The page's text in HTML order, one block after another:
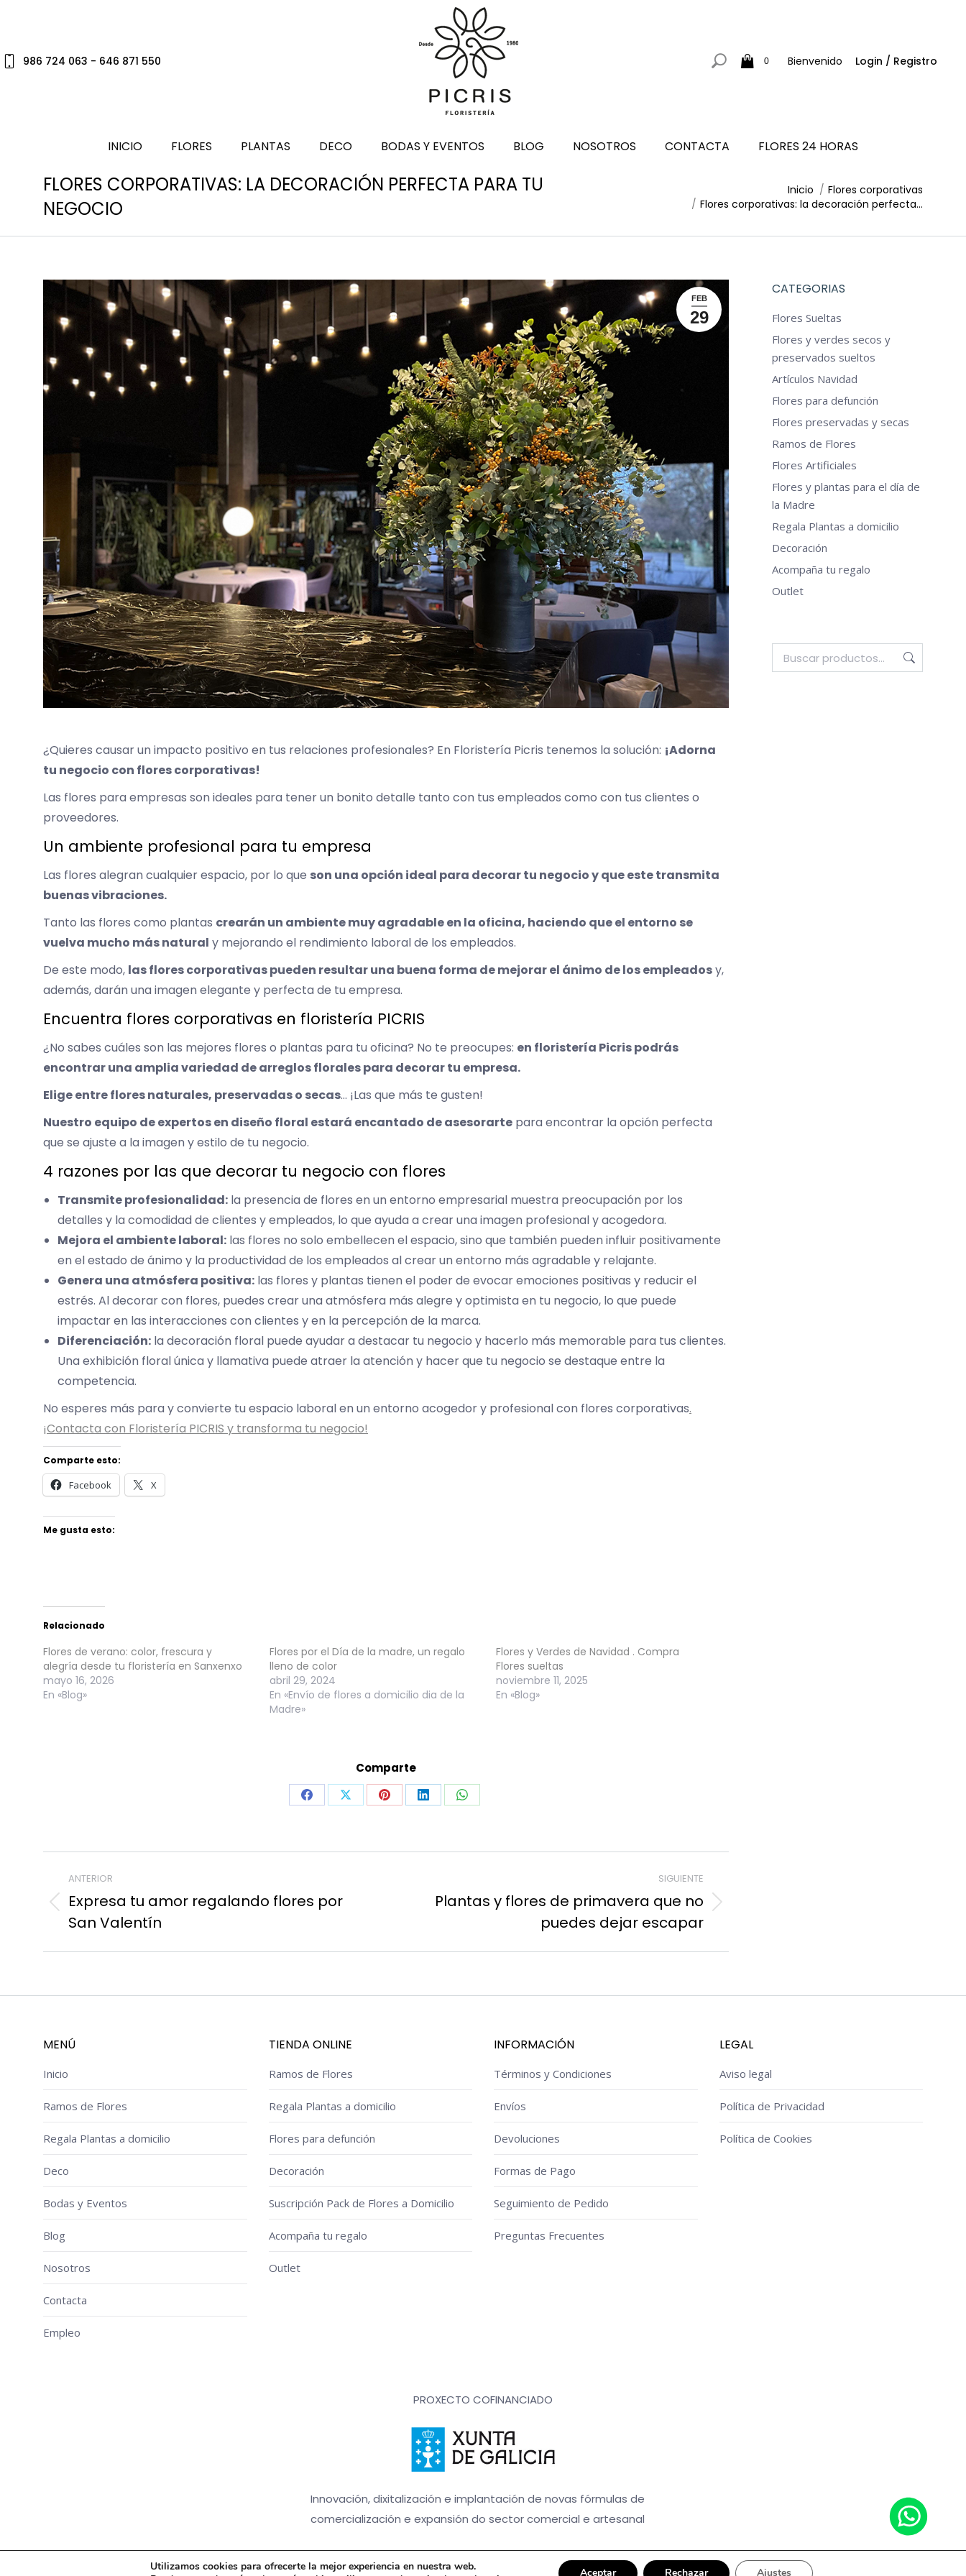
986 724 063 - 646 871 550 0 Bienvenido Login / Registro
INICIO FLORES PLANTAS DECO BODAS Y EVENTOS BLOG NOSOTROS CONTACTA FLORES 24 HORAS
FLORES CORPORATIVAS: LA DECORACIÓN PERFECTA PARA TU
NEGOCIO
Inicio
Flores corporativas
Flores corporativas: la decoración perfecta…
FEB
29
¿Quieres causar un impacto positivo en tus relaciones profesionales? En Floristería Picris tenemos la solución: ¡Adorna
tu negocio con flores corporativas!
Las flores para empresas son ideales para tener un bonito detalle tanto con tus empleados como con tus clientes o
proveedores.
Un ambiente profesional para tu empresa
Las flores alegran cualquier espacio, por lo que son una opción ideal para decorar tu negocio y que este transmita
buenas vibraciones.
Tanto las flores como plantas crearán un ambiente muy agradable en la oficina, haciendo que el entorno se
vuelva mucho más natural y mejorando el rendimiento laboral de los empleados.
De este modo, las flores corporativas pueden resultar una buena forma de mejorar el ánimo de los empleadosy,
además, darán una imagen elegante y perfecta de tu empresa.
Encuentra flores corporativas en floristería PICRIS
¿No sabes cuáles son las mejores flores o plantas para tu oficina? No te preocupes: en floristería Picris podrás
encontrar una amplia variedad de arreglos florales para decorar tu empresa.
Elige entre flores naturales, preservadas o secas… ¡Las que más te gusten!
Nuestro equipo de expertos en diseño floral estará encantado de asesorarte para encontrar la opción perfecta
que se ajuste a la imagen y estilo de tu negocio.
4 razones por las que decorar tu negocio con flores
Transmite profesionalidad: la presencia de flores en un entorno empresarial muestra preocupación por los
detalles y la comodidad de clientes y empleados, lo que ayuda a crear una imagen profesional y acogedora.
Mejora el ambiente laboral: las flores no solo embellecen el espacio, sino que también pueden influir positivamente
en el estado de ánimo y la productividad de los empleados al crear un entorno más agradable y relajante.
Genera una atmósfera positiva: las flores y plantas tienen el poder de evocar emociones positivas y reducir el
estrés. Al decorar con flores, puedes crear una atmósfera más alegre y optimista en tu negocio, lo que puede
impactar en las interacciones con clientes y en la percepción de la marca.
Diferenciación: la decoración floral puede ayudar a destacar tu negocio y hacerlo más memorable para tus clientes.
Una exhibición floral única y llamativa puede atraer la atención y hacer que tu negocio se destaque entre la
competencia.
No esperes más para y convierte tu espacio laboral en un entorno acogedor y profesional con flores corporativas.
¡Contacta con Floristería PICRIS y transforma tu negocio!
Comparte esto:
Facebook X
Me gusta esto:
Relacionado
Flores de verano: color, frescura y
alegría desde tu floristería en Sanxenxo
mayo 16, 2026
En «Blog»
Flores por el Día de la madre, un regalo
lleno de color
abril 29, 2024
En «Envío de flores a domicilio dia de la
Madre»
Flores y Verdes de Navidad . Compra
Flores sueltas
noviembre 11, 2025
En «Blog»
Comparte
Share
Facebook
Share
X
Share
Pinterest
Share
LinkedIn
Share
WhatsApp
entre
publicaciones
ANTERIOR
Publicación
anterior:
Expresa tu amor regalando flores por
San Valentín
SIGUIENTE
Publicación
Plantas y flores de primavera que no
puedes dejar escapar
CATEGORIAS
Flores Sueltas
Flores y verdes secos y
preservados sueltos
Artículos Navidad
Flores para defunción
Flores preservadas y secas
Ramos de Flores
Flores Artificiales
Flores y plantas para el día de
la Madre
Regala Plantas a domicilio
Decoración
Acompaña tu regalo
Outlet
MENÚ
Inicio
Ramos de Flores
Regala Plantas a domicilio
Deco
Bodas y Eventos
Blog
Nosotros
Contacta
Empleo
TIENDA ONLINE
Ramos de Flores
Regala Plantas a domicilio
Flores para defunción
Decoración
Suscripción Pack de Flores a Domicilio
Acompaña tu regalo
Outlet
INFORMACIÓN
Términos y Condiciones
Envíos
Devoluciones
Formas de Pago
Seguimiento de Pedido
Preguntas Frecuentes
LEGAL
Aviso legal
Política de Privacidad
Política de Cookies
PROXECTO COFINANCIADO
Innovación, dixitalización e implantación de novas fórmulas de
comercialización e expansión do sector comercial e artesanal
Utilizamos cookies para ofrecerte la mejor experiencia en nuestra web.
Aceptar Rechazar Ajustes